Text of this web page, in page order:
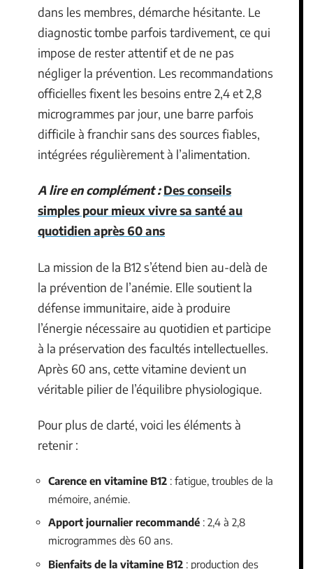
dans les membres, démarche hésitante. Le
diagnostic tombe parfois tardivement, ce qui
impose de rester attentif et de ne pas
négliger la prévention. Les recommandations
officielles fixent les besoins entre 2,4 et 2,8
microgrammes par jour, une barre parfois
difficile à franchir sans des sources fiables,
intégrées régulièrement à l’alimentation.
A lire en complément : Des conseils
simples pour mieux vivre sa santé au
quotidien après 60 ans
La mission de la B12 s’étend bien au-delà de
la prévention de l’anémie. Elle soutient la
défense immunitaire, aide à produire
l’énergie nécessaire au quotidien et participe
à la préservation des facultés intellectuelles.
Après 60 ans, cette vitamine devient un
véritable pilier de l’équilibre physiologique.
Pour plus de clarté, voici les éléments à
retenir :
Carence en vitamine B12 : fatigue, troubles de la
mémoire, anémie.
Apport journalier recommandé : 2,4 à 2,8
microgrammes dès 60 ans.
Bienfaits de la vitamine B12 : production des